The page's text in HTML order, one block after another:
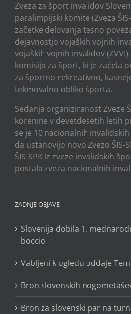
Zveza za šport invalidov
paralimpijski komite (Zveza
začetke delovanja tesno
dejavnostjo vojaških vojnih
vojaških vojnih invalidov
komisijo za šport, ki je začela
za športno-rekreativno,
tekmovalno obliko športa.
Sedanja organiziranost Zveze
korenine v devetdesetih letih
se je 10 nacionalnih
da ustanovijo novo Zvezo ŠIS-
ŠIS-SPK iz zveze invalidskih
postala zveza nacionalnih
ZADNJE OBJAVE
Slovenija dobila 1.
boccio
Vabljeni k ogledu oddaje
Bron slovenskih
Bron za slovenski par na